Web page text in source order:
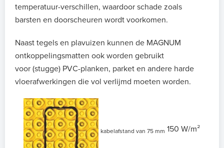
temperatuur-verschillen, waardoor schade zoals
barsten en doorscheuren wordt voorkomen.
Naast tegels en plavuizen kunnen de MAGNUM
ontkoppelingsmatten ook worden gebruikt
voor (stugge) PVC-planken, parket en andere harde
vloerafwerkingen die vol verlijmd moeten worden.
kabelafstand van 75 mm 150 W/m²